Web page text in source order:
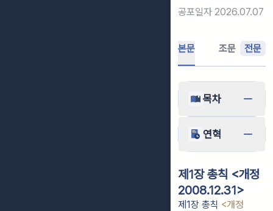
공포일자 2026.07.07
본문 조문 전문
목차
연혁
제1장 총칙 <개정
2008.12.31>
제1장 총칙 <개정